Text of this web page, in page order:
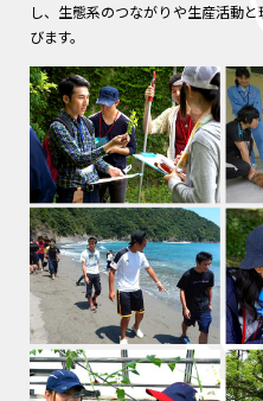
し、生態系のつながりや生産活動
びます。